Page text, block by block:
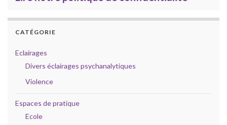
CATÉGORIE
Eclairages
Divers éclairages psychanalytiques
Violence
Espaces de pratique
Ecole